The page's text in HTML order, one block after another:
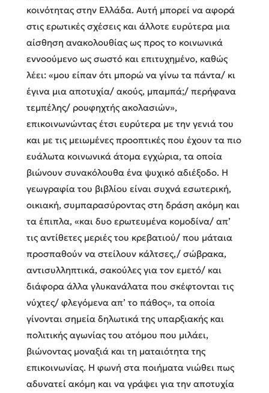
κοινότητας στην Ελλάδα. Αυτή μπορεί να αφορά
στις ερωτικές σχέσεις και άλλοτε ευρύτερα μια
αίσθηση ανακολουθίας ως προς το κοινωνικά
εννοούμενο ως σωστό και επιτυχημένο, καθώς
λέει: «μου είπαν ότι μπορώ να γίνω τα πάντα/ κι
έγινα μια αποτυχία/ ακούς, μπαμπά;/ περήφανα
τεμπέλης/ ρουφηχτής ακολασιών»,
επικοινωνώντας έτσι ευρύτερα με την γενιά του
και με τις μειωμένες προοπτικές που έχουν τα πιο
ευάλωτα κοινωνικά άτομα εγχώρια, τα οποία
βιώνουν συνακόλουθα ένα ψυχικό αδιέξοδο. Η
γεωγραφία του βιβλίου είναι συχνά εσωτερική,
οικιακή, συμπαρασύροντας στη δράση ακόμη και
τα έπιπλα, «και δυο ερωτευμένα κομοδίνα/ απ’
τις αντίθετες μεριές του κρεβατιού/ που μάταια
προσπαθούν να στείλουν κάλτσες,/ σώβρακα,
αντισυλληπτικά, σακούλες για τον εμετό/ και
διάφορα άλλα γλυκανάλατα που σκέφτονται τις
νύχτες/ φλεγόμενα απ’ το πάθος», τα οποία
γίνονται σημεία δηλωτικά της υπαρξιακής και
πολιτικής αγωνίας του ατόμου που μιλάει,
βιώνοντας μοναξιά και τη ματαιότητα της
επικοινωνίας. Η φωνή στα ποιήματα νιώθει πως
αδυνατεί ακόμη και να γράψει για την αποτυχία